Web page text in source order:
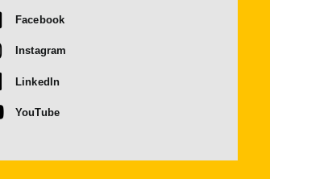
Facebook
Instagram
LinkedIn
YouTube